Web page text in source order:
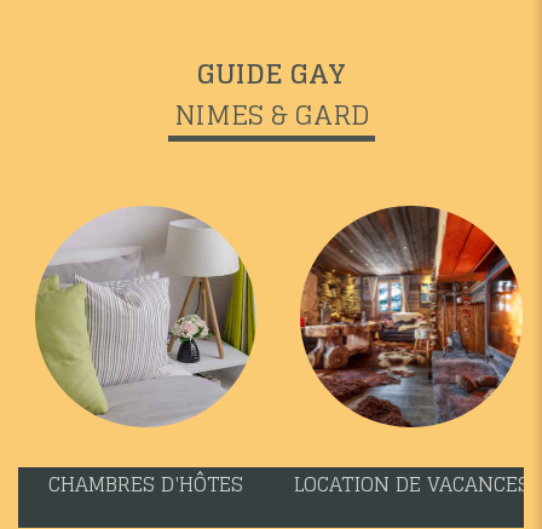
GUIDE GAY
NIMES & GARD
CHAMBRES D'HÔTES LOCATION DE VACANCES